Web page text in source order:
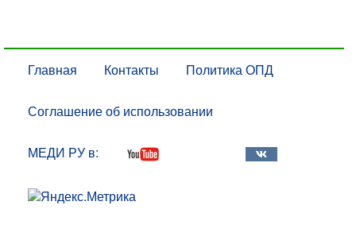
Главная Контакты Политика ОПД
Соглашение об использовании
МЕДИ РУ в: